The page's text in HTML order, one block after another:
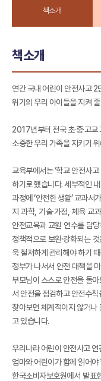
책소개
책소개
연간 국내 어린이 안전사고 2
위기의 우리 아이들을 지켜
2017년부터 전국 초·중·고
소중한 우리 가족을 지키기
교육부에서는 ‘학교 안전사
하기로 했습니다. 세부적인
과정에 ‘안전한 생활’ 교과
지 과학, 기술·가정, 체육 교
안전교육과 교원 연수를 담
정책적으로 보완·강화되는
욱 철저하게 관리해야 하기
정부가 나서서 안전 대책을
부모님이 스스로 안전을 돌
서 안전을 점검하고 안전수
찾아보면 체계적이지 않거나
고 있습니다.
우리나라 어린이 안전사고 연
엄마와 어린이가 함께 읽어야
한국소비자보호원에서 발